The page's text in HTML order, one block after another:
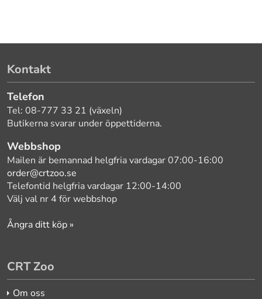
Kontakt
Telefon
Tel: 08-777 33 21 (växeln)
Butikerna svarar under öppettiderna.
Webbshop
Mailen är bemannad helgfria vardagar 07:00-16:00
order@crtzoo.se
Telefontid helgfria vardagar 12:00-14:00
Välj val nr 4 för webbshop
Ångra ditt köp »
CRT Zoo
Om oss